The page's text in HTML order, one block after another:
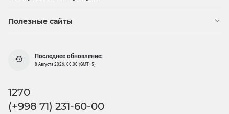
Полезные сайты
Последнее обновление:
8 Августа 2026, 00:00 (GMT+5)
1270
(+998 71) 231-60-00